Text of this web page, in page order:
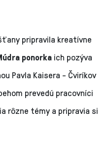
pripravila kreatívne
ponorka ich pozýva
Pavla Kaisera - Čviríkov
prevedú pracovníci
rôzne témy a pripravia si